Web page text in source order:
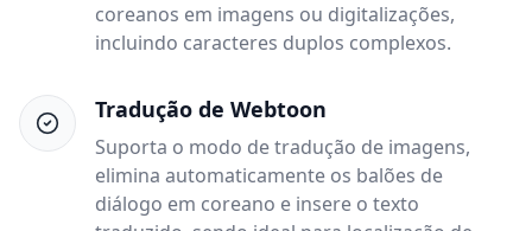
coreanos em imagens ou digitalizações,
incluindo caracteres duplos complexos.
Tradução de Webtoon
Suporta o modo de tradução de imagens,
elimina automaticamente os balões de
diálogo em coreano e insere o texto